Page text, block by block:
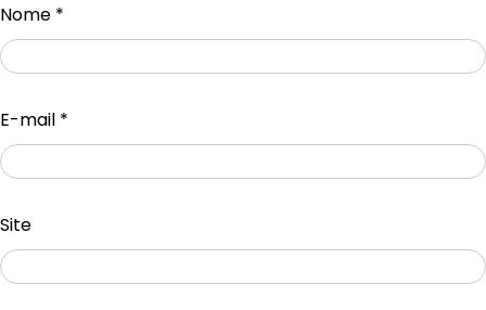
Nome *
E-mail *
Site